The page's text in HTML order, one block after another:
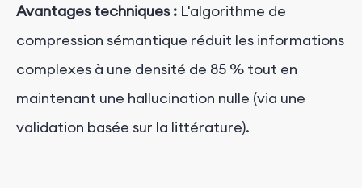
Avantages techniques : L'algorithme de
compression sémantique réduit les informations
complexes à une densité de 85 % tout en
maintenant une hallucination nulle (via une
validation basée sur la littérature).